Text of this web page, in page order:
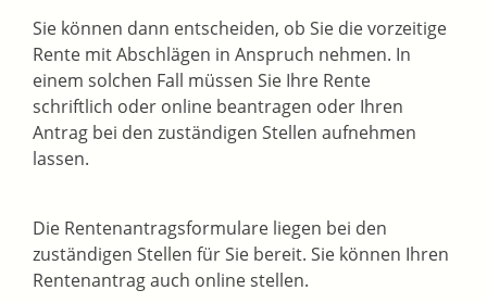
Sie können dann entscheiden, ob Sie die vorzeitige
Rente mit Abschlägen in Anspruch nehmen. In
einem solchen Fall müssen Sie Ihre Rente
schriftlich oder online beantragen oder Ihren
Antrag bei den zuständigen Stellen aufnehmen
lassen.
Die Rentenantragsformulare liegen bei den
zuständigen Stellen für Sie bereit. Sie können Ihren
Rentenantrag auch online stellen.